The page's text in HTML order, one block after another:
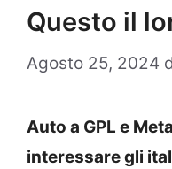
Questo il
Agosto 25, 2024
Auto a GPL e
interessare gli